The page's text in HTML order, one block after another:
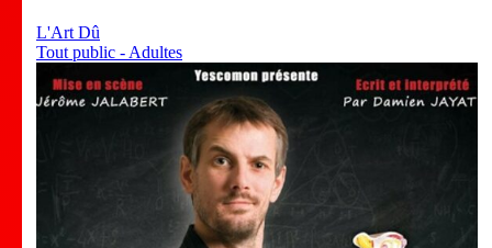
L'Art Dû
Tout public - Adultes